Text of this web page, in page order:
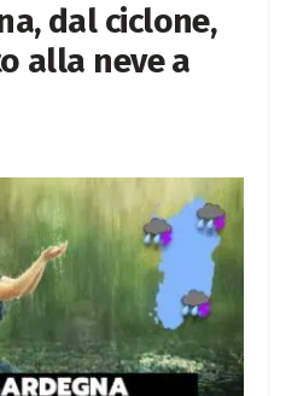
dal ciclone,
alla neve a